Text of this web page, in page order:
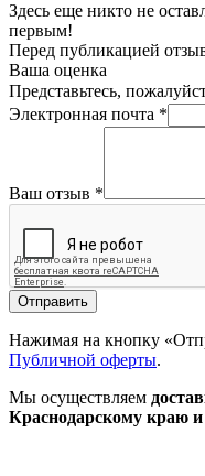
Здесь еще никто не
первым!
Перед публикацией
Ваша оценка
Представьтесь,
Электронная почта *
Ваш отзыв *
Отправить
Нажимая на кнопку
Публичной оферты.
Мы осуществляем
Краснодарскому краю